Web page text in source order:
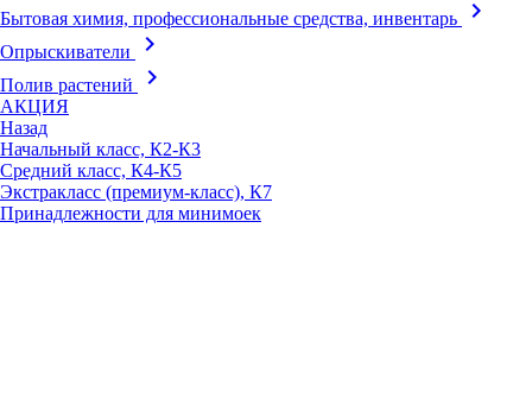
Бытовая химия, профессиональные средства, инвентарь keyboard_arrow_right
Опрыскиватели keyboard_arrow_right
Полив растений keyboard_arrow_right
АКЦИЯ
Назад
Начальный класс, К2-К3
Средний класс, К4-К5
Экстракласс (премиум-класс), К7
Принадлежности для минимоек